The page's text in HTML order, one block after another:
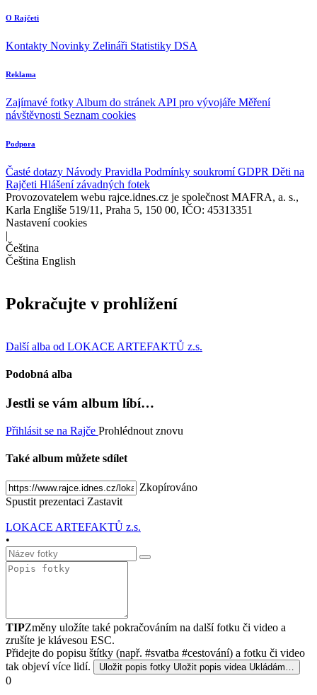
O Rajčeti
Kontakty Novinky Zelináři Statistiky DSA
Reklama
Zajímavé fotky Album do stránek API pro vývojáře Měření
návštěvnosti Seznam cookies
Podpora
Časté dotazy Návody Pravidla Podmínky soukromíGDPR Děti na
Rajčeti Hlášení závadných fotek
Provozovatelem webu rajce.idnes.cz je společnost MAFRA, a. s.,
Karla Engliše 519/11, Praha 5, 150 00, IČO: 45313351
Nastavení cookies
|
Čeština
Čeština English
Pokračujte v prohlížení
Další alba od LOKACE ARTEFAKTŮ z.s.
Podobná alba
Jestli se vám album líbí…
Přihlásit se na Rajče Prohlédnout znovu
Také album můžete sdílet
Zkopírováno
Spustit prezentaci Zastavit
LOKACE ARTEFAKTŮ z.s.
•
TIPZměny uložíte také pokračováním na další fotku či video a
zrušíte je klávesou ESC.
Přidejte do popisu štítky (např. #svatba #cestování) a fotku či video
tak objeví více lidí.
Uložit popis fotky Uložit popis videa Ukládám…
0